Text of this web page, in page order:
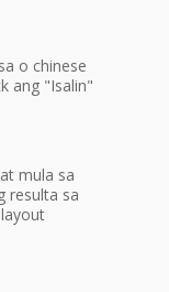
o chinese
ang "Isalin"
mula sa
resulta sa